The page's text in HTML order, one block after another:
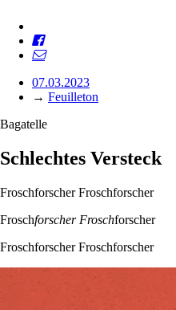
07.03.2023
→ Feuilleton
Bagatelle
Schlechtes Versteck
Froschforscher Froschforscher
Froschforscher Froschforscher
Froschforscher Froschforscher